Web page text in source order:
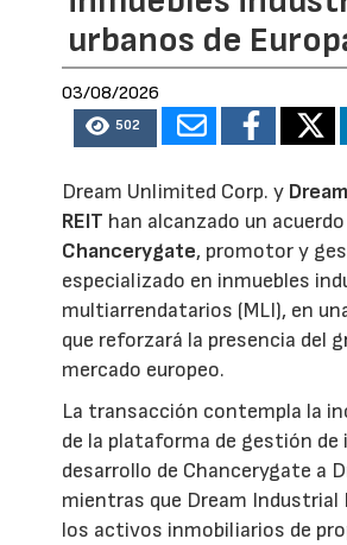
urbanos de
03/08/2026
502
Dream Unlimited Corp. y
REIT han alcanzado un
Chancerygate, promotor y
especializado en inmuebles
multiarrendatarios (MLI), en
que reforzará la presencia del
mercado europeo.
La transacción contempla la
de la plataforma de gestión de
desarrollo de Chancerygate a
mientras que Dream Industrial
los activos inmobiliarios de